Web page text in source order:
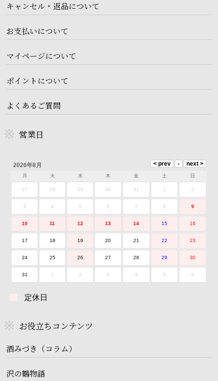
キャンセル・返品について
お支払いについて
マイページについて
ポイントについて
よくあるご質問
営業日
2026年8月
月 火 水 木 金 土 日
27 28 29 30 31 1 2
3 4 5 6 7 8 9
10 11 12 13 14 15 16
17 18 19 20 21 22 23
24 25 26 27 28 29 30
31 1 2 3 4 5 6
定休日
お役立ちコンテンツ
酒みづき（コラム）
沢の鶴物語